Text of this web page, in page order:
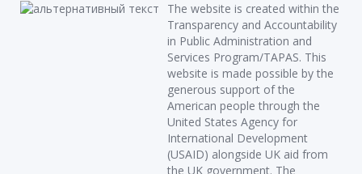
The website is created within the
Transparency and Accountability
in Public Administration and
Services Program/TAPAS. This
website is made possible by the
generous support of the
American people through the
United States Agency for
International Development
(USAID) alongside UK aid from
the UK government. The